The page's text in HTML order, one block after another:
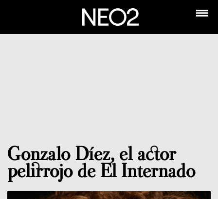
Gonzalo Díez, el actor
pelirrojo de El Internado